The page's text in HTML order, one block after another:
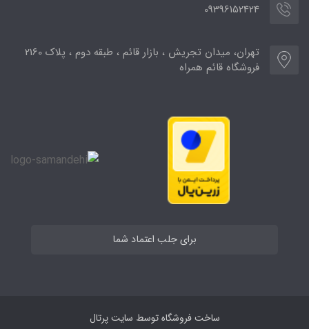
09396152424
تهران، میدان تجریش ، بازار قائم ، طبقه دوم ، پلاک 2160
فروشگاه قائم همراه
برای جلب اعتماد شما
ساخت فروشگاه توسط سایت پرتال